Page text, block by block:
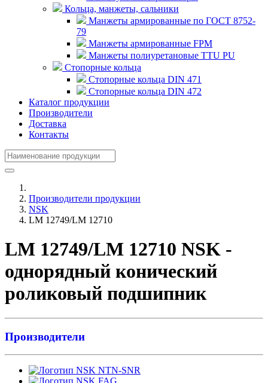
Кольца, манжеты, сальники
Манжеты армированные по ГОСТ 8752-
79
Манжеты армированные FPM
Манжеты полиуретановые TTU PU
Стопорные кольца
Стопорные кольца DIN 471
Стопорные кольца DIN 472
Каталог продукции
Производители
Доставка
Контакты
Производители продукции
NSK
LM 12749/LM 12710
LM 12749/LM 12710 NSK -
однорядный конический
роликовый подшипник
Производители
NTN-SNR